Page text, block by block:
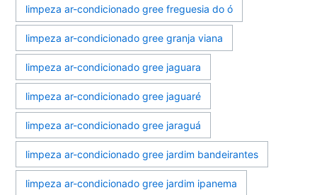
limpeza ar-condicionado gree freguesia do ó
limpeza ar-condicionado gree granja viana
limpeza ar-condicionado gree jaguara
limpeza ar-condicionado gree jaguaré
limpeza ar-condicionado gree jaraguá
limpeza ar-condicionado gree jardim bandeirantes
limpeza ar-condicionado gree jardim ipanema